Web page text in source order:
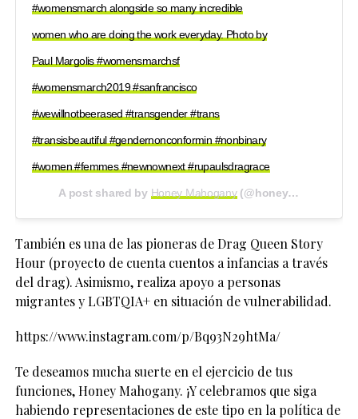
#womensmarch alongside so many incredible
women who are doing the work everyday. Photo by
Paul Margolis #womensmarchsf
#womensmarch2019 #sanfrancisco
#wewillnotbeerased #transgender #trans
#transisbeautiful #gendernonconformin #nonbinary
#women #femmes #newnownext #rupaulsdragrace
A post shared by Honey Mahogany(@honeymahogany) on
También es una de las pioneras de Drag Queen Story
Hour (proyecto de cuenta cuentos a infancias a través
del drag). Asimismo, realiza apoyo a personas
migrantes y LGBTQIA+ en situación de vulnerabilidad.
https://www.instagram.com/p/Bq93N29htMa/
Te deseamos mucha suerte en el ejercicio de tus
funciones, Honey Mahogany. ¡Y celebramos que siga
habiendo representaciones de este tipo en la política de